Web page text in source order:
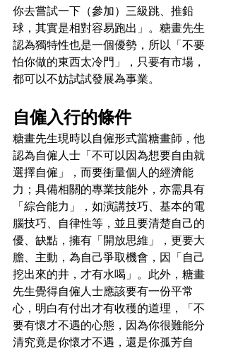
你去嘗試一下（參加）三級跳、推鉛
球，其實是相對容易跑出」。糖畫先生
認為獨特性也是一個優勢，所以「不要
怕你做的東西太冷門」，只要有市場，
都可以不妨試試發展為事業。
自僱入行的條件
糖畫先生現時以自僱形式當糖畫師，他
認為自僱人士「不可以因為想要自由就
選擇自僱」，而要衝量個人的經濟能
力；具備相關的專業技能外，亦需具有
「綜合能力」，如演講技巧、基本的電
腦技巧、自律性等，並且要清楚自己的
優、缺點，擁有「開放思維」，更要大
膽、主動，為自己爭取機會，因「自己
挖出來的井，才有水喝」。此外，糖畫
先生覺得自僱人士應該要有一份平常
心，明白有付出才有收穫的道理，「不
要有懷才不遇的心態，因為你很難能分
清究竟是你懷才不遇，還是你孤芳自